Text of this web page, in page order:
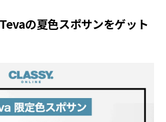
Tevaの夏色スポサンをゲット